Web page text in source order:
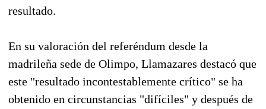
resultado.
En su valoración del referéndum desde la
madrileña sede de Olimpo, Llamazares destacó que
este "resultado incontestablemente crítico" se ha
obtenido en circunstancias "difíciles" y después de